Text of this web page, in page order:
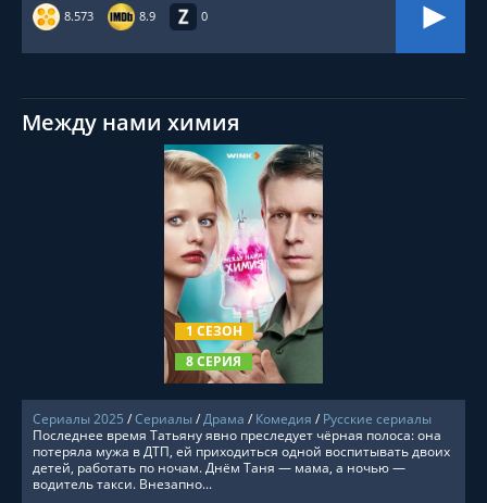
8.573 8.9 0
Между нами химия
1 СЕЗОН
8 СЕРИЯ
СМОТРЕТЬ ОНЛАЙН
Сериалы 2025 /Сериалы/Драма / Комедия / Русские сериалы
Последнее время Татьяну явно преследует чёрная полоса: она
потеряла мужа в ДТП, ей приходиться одной воспитывать двоих
детей, работать по ночам. Днём Таня — мама, а ночью —
водитель такси. Внезапно...